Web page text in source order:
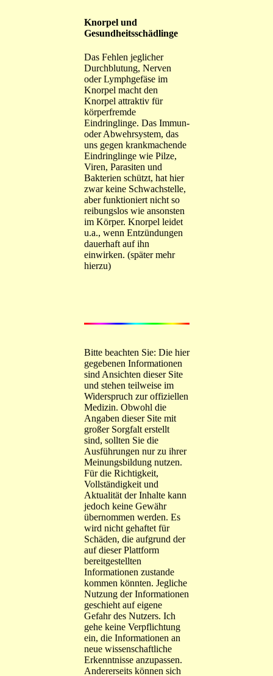
Knorpel und
Gesundheitsschädlinge
Das Fehlen jeglicher
Durchblutung, Nerven
oder Lymphgefäse im
Knorpel macht den
Knorpel attraktiv für
körperfremde
Eindringlinge. Das Immun-
oder Abwehrsystem, das
uns gegen krankmachende
Eindringlinge wie Pilze,
Viren, Parasiten und
Bakterien schützt, hat hier
zwar keine Schwachstelle,
aber funktioniert nicht so
reibungslos wie ansonsten
im Körper. Knorpel leidet
u.a., wenn Entzündungen
dauerhaft auf ihn
einwirken. (später mehr
hierzu)
Bitte beachten Sie: Die hier
gegebenen Informationen
sind Ansichten dieser Site
und stehen teilweise im
Widerspruch zur offiziellen
Medizin. Obwohl die
Angaben dieser Site mit
großer Sorgfalt erstellt
sind, sollten Sie die
Ausführungen nur zu ihrer
Meinungsbildung nutzen.
Für die Richtigkeit,
Vollständigkeit und
Aktualität der Inhalte kann
jedoch keine Gewähr
übernommen werden. Es
wird nicht gehaftet für
Schäden, die aufgrund der
auf dieser Plattform
bereitgestellten
Informationen zustande
kommen könnten. Jegliche
Nutzung der Informationen
geschieht auf eigene
Gefahr des Nutzers. Ich
gehe keine Verpflichtung
ein, die Informationen an
neue wissenschaftliche
Erkenntnisse anzupassen.
Andererseits können sich